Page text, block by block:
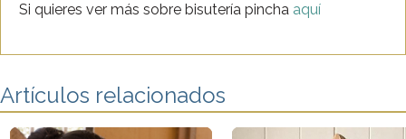
Si quieres ver más sobre bisutería pincha aquí
Artículos relacionados